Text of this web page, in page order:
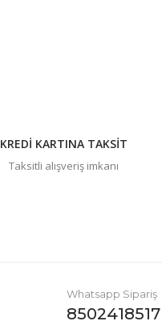
KREDİ KARTINA TAKSİT
Taksitli alışveriş imkanı
Whatsapp Sipariş
8502418517